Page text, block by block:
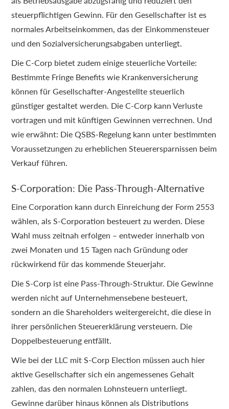
steuerpflichtigen Gewinn. Für den Gesellschafter ist es
normales Arbeitseinkommen, das der Einkommensteuer
und den Sozialversicherungsabgaben unterliegt.
Die C-Corp bietet zudem einige steuerliche Vorteile:
Bestimmte Fringe Benefits wie Krankenversicherung
können für Gesellschafter-Angestellte steuerlich
günstiger gestaltet werden. Die C-Corp kann Verluste
vortragen und mit künftigen Gewinnen verrechnen. Und
wie erwähnt: Die QSBS-Regelung kann unter bestimmten
Voraussetzungen zu erheblichen Steuerersparnissen beim
Verkauf führen.
S-Corporation: Die Pass-Through-Alternative
Eine Corporation kann durch Einreichung der Form 2553
wählen, als S-Corporation besteuert zu werden. Diese
Wahl muss zeitnah erfolgen – entweder innerhalb von
zwei Monaten und 15 Tagen nach Gründung oder
rückwirkend für das kommende Steuerjahr.
Die S-Corp ist eine Pass-Through-Struktur. Die Gewinne
werden nicht auf Unternehmensebene besteuert,
sondern an die Shareholders weitergereicht, die diese in
ihrer persönlichen Steuererklärung versteuern. Die
Doppelbesteuerung entfällt.
Wie bei der LLC mit S-Corp Election müssen auch hier
aktive Gesellschafter sich ein angemessenes Gehalt
zahlen, das den normalen Lohnsteuern unterliegt.
Gewinne darüber hinaus können als Distributions